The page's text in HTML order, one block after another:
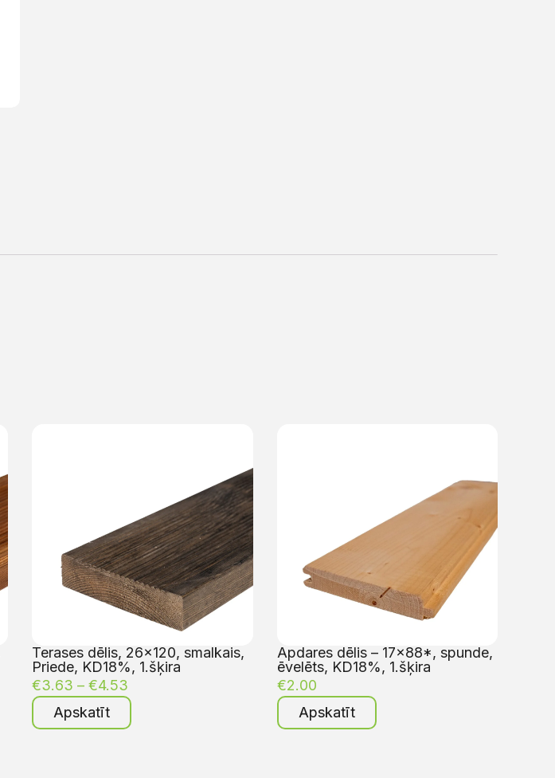
Terases dēlis, 26×120, smalkais,
Priede, KD18%, 1.šķira
€3.63 – €4.53
Apskatīt
Apdares dēlis – 17×88*, spunde,
ēvelēts, KD18%, 1.šķira
€2.00
Apskatīt